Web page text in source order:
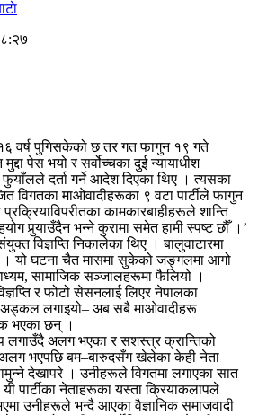
वर्ष पुगिसकेको छ तर गत फागुन १९ गते
पेस भयो र सर्वोच्चका दुई न्यायाधीश
फुयाँलले दर्ता गर्ने आदेश दिएका थिए । त्यसका
विगतका माओवादीहरूका ९ वटा पार्टीले फागुन
कामकारबाहीहरूले शान्ति
पुर्‍याउँदैन भन्ने कुरामा समेत हामी स्पष्ट छौँ ।’
विज्ञप्ति निकालेका थिए । बालुवाटारमा
। यो घटना चैत मासमा सुकेको जङ्गलमा आगो
सामाजिक सञ्जालहरूमा फैलियो ।
र फोटो सेसनलाई लिएर नेपालका
अड्कल लगाइयो– अब सबै माओवादीहरू
एक भएका छन् ।
लगाउँदै अलग भएका र सशस्त्र क्रान्तिको
भएपछि बम–बारुदसँग खेलेका केही नेता
देखापरे । उनीहरूले विगतमा लगाएका सात
पार्टीका नेताहरूका यस्ता क्रियाकलापले
भएमा उनीहरूले भन्दै आएका वैज्ञानिक समाजवादी